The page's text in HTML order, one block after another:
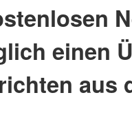
einen
aus